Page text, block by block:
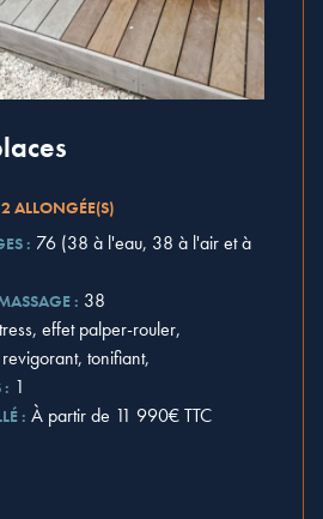
ALLONGÉE(S)
: 76 (38 à l'eau, 38 à l'air et à
: 38
effet palper-rouler,
tonifiant,
: 1
: À partir de 11 990€ TTC